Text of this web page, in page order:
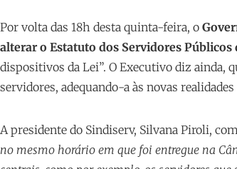
Por volta das 18h desta quinta-feira, o
alterar o Estatuto dos Servidores
dispositivos da Lei”. O Executivo diz ainda,
servidores, adequando-a às novas
A presidente do Sindiserv, Silvana Piroli,
no mesmo horário em que foi entregue na